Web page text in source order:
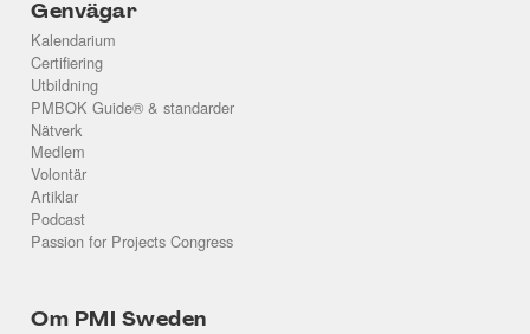
Genvägar
Kalendarium
Certifiering
Utbildning
PMBOK Guide® & standarder
Nätverk
Medlem
Volontär
Artiklar
Podcast
Passion for Projects Congress
Om PMI Sweden